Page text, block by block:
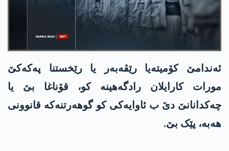
ئەندامێ کۆمیتەیا رێڤەبەر یا رێخستنا په‌كه‌كێ
مورات کارایلان رادگەهینە کو، قۆناغا بێ یا
چەکدانانێ دێ ب ئاوایەکی کو گوهەرتنەکە قانوونی
هەبە، پێک بێ.